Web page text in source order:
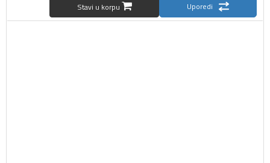
Stavi u korpu Uporedi